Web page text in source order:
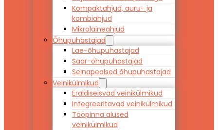
Kompaktahjud, auru- ja
kombiahjud
Mikrolaineahjud
Õhupuhastajad
Lae-õhupuhastajad
Saar-õhupuhastajad
Seinapealsed õhupuhastajad
Veinikülmikud
Eraldiseisvad veinikülmikud
Integreeritavad veinikülmikud
Tööpinna alused
veinikülmikud